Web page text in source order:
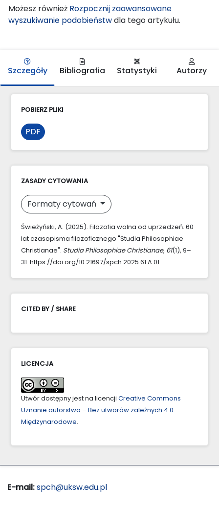
Możesz również Rozpocznij zaawansowane
wyszukiwanie podobieństwdla tego artykułu.
Szczegóły Bibliografia Statystyki Autorzy
POBIERZ PLIKI
PDF
ZASADY CYTOWANIA
Formaty cytowań
Świeżyński, A. (2025). Filozofia wolna od uprzedzeń. 60
lat czasopisma filozoficznego "Studia Philosophiae
Christianae". Studia Philosophiae Christianae, 61(1), 9–
31. https://doi.org/10.21697/spch.2025.61.A.01
CITED BY / SHARE
LICENCJA
Utwór dostępny jest na licencji Creative Commons
Uznanie autorstwa – Bez utworów zależnych 4.0
Międzynarodowe.
E-mail:spch@uksw.edu.pl